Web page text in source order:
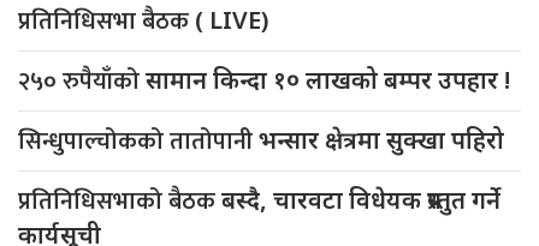
प्रतिनिधिसभा बैठक ( LIVE)
२५० रुपैयाँकोसामान किन्दा १० लाखको बम्पर उपहार !
सिन्धुपाल्चोकको तातोपानीभन्सार क्षेत्रमा सुक्खा पहिरो
प्रतिनिधिसभाको बैठकबस्दै, चारवटा विधेयक प्रस्तुत गर्ने
कार्यसूची